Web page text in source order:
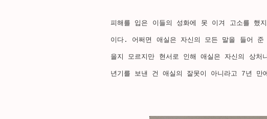
피해를 입은 이들의 성화에 못 이겨 고소를 했
이다. 어쩌면 애실은 자신의 모든 말을 들어 준
을지 모르지만 현서로 인해 애실은 자신의 상
년기를 보낸 건 애실의 잘못이 아니라고 7년